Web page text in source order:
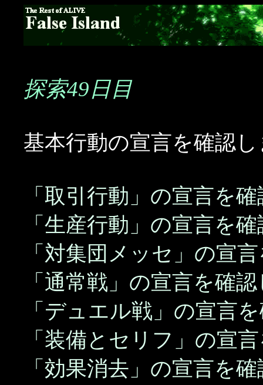
探索49日目
基本行動の宣言を確認
「取引行動」の宣言を
「生産行動」の宣言を
「対集団メッセ」の宣
「通常戦」の宣言を確
「デュエル戦」の宣言
「装備とセリフ」の宣
「効果消去」の宣言を